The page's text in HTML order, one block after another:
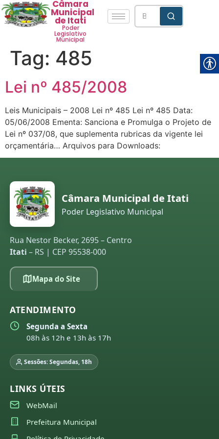
Câmara
Municipal
de Itati
Poder
Legislativo
Municipal
Tag: 485
Lei nº 485/2008
Leis Municipais – 2008 Lei nº 485 Lei nº 485 Data:
05/06/2008 Ementa: Sanciona e Promulga o Projeto de
Lei nº 037/08, que suplementa rubricas da vigente lei
orçamentária… Arquivos para Downloads:
Câmara Municipal de Itati
Poder Legislativo Municipal
Rua Nestor Becker, 2695 – Centro
Itati – RS | CEP 95538-000
Mapa do Site
ATENDIMENTO
Segunda a Sexta
08h às 12h e 13h às 17h
Sessões: Segundas, 18h
LINKS ÚTEIS
WebMail
Prefeitura Municipal